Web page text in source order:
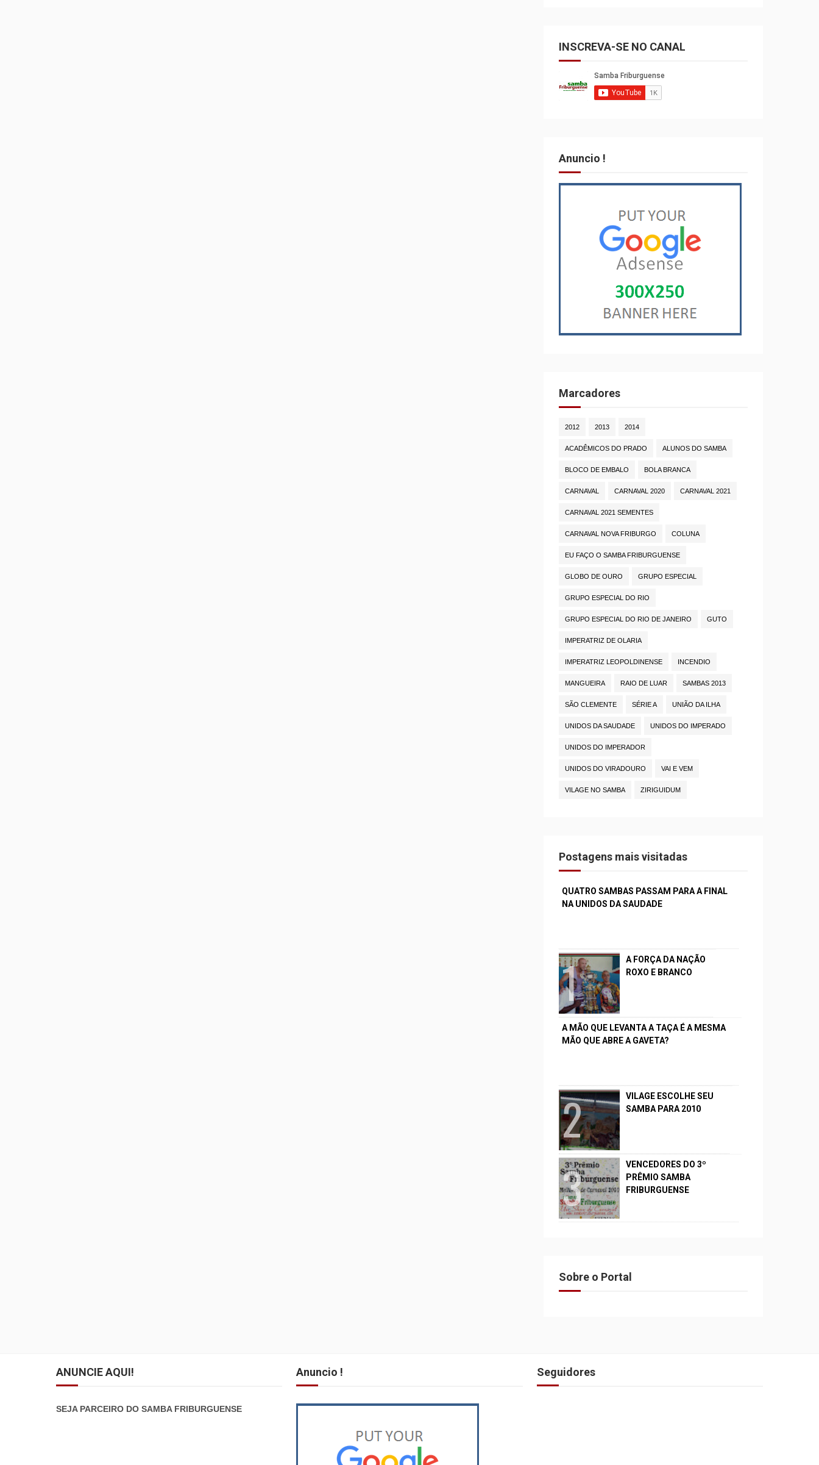
INSCREVA-SE NO CANAL
Anuncio !
Marcadores
2012 2013 2014
ACADÊMICOS DO PRADO ALUNOS DO SAMBA
BLOCO DE EMBALO BOLA BRANCA
CARNAVAL CARNAVAL 2020 CARNAVAL 2021
CARNAVAL 2021 SEMENTES
CARNAVAL NOVA FRIBURGO COLUNA
EU FAÇO O SAMBA FRIBURGUENSE
GLOBO DE OURO GRUPO ESPECIAL
GRUPO ESPECIAL DO RIO
GRUPO ESPECIAL DO RIO DE JANEIRO GUTO
IMPERATRIZ DE OLARIA
IMPERATRIZ LEOPOLDINENSE INCENDIO
MANGUEIRA RAIO DE LUAR SAMBAS 2013
SÃO CLEMENTE SÉRIE A UNIÃO DA ILHA
UNIDOS DA SAUDADE UNIDOS DO IMPERADO
UNIDOS DO IMPERADOR
UNIDOS DO VIRADOURO VAI E VEM
VILAGE NO SAMBA ZIRIGUIDUM
Postagens mais visitadas
QUATRO SAMBAS PASSAM PARA A FINAL
NA UNIDOS DA SAUDADE
A FORÇA DA NAÇÃO
ROXO E BRANCO
A MÃO QUE LEVANTA A TAÇA É A MESMA
MÃO QUE ABRE A GAVETA?
VILAGE ESCOLHE SEU
SAMBA PARA 2010
VENCEDORES DO 3º
PRÊMIO SAMBA
FRIBURGUENSE
Sobre o Portal
ANUNCIE AQUI!
SEJA PARCEIRO DO SAMBA FRIBURGUENSE
Anuncio ! Seguidores